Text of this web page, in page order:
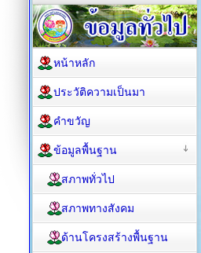
หน้าหลัก
ประวัติความเป็นมา
คำขวัญ
ข้อมูลพื้นฐาน
สภาพทั่วไป
สภาพทางสังคม
ด้านโครงสร้างพื้นฐาน